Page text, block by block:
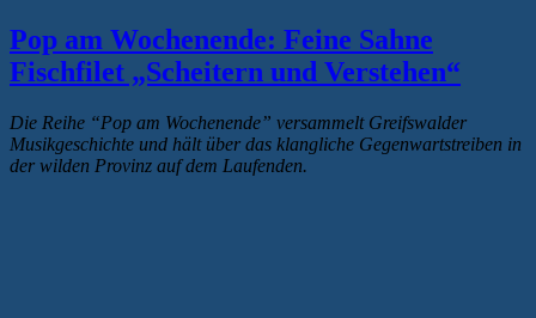
Pop am Wochenende: Feine Sahne
Fischfilet „Scheitern und Verstehen“
Die Reihe “Pop am Wochenende” versammelt Greifswalder
Musikgeschichte und hält über das klangliche Gegenwartstreiben in
der wilden Provinz auf dem Laufenden.